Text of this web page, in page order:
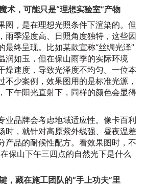
术，可能只是“理想实验室”产物
图，是在理想光照条件下渲染的。但
雨季湿度高、日照角度独特，这些因
最终呈现。比如某款宣称“丝绸光泽”
润如玉，但在保山雨季的实际环境
燥速度，导致光泽度不均匀。一位本
不少案例，效果图用的是标准光源，
下午阳光直射下，同样的颜色会显得
业品牌会考虑地域适应性。像卡百利
时，就针对高原紫外线强、昼夜温差
产品的耐候性配方。看效果图时，不
保山下午三四点的自然光下是什么
，藏在施工团队的“手上功夫”里